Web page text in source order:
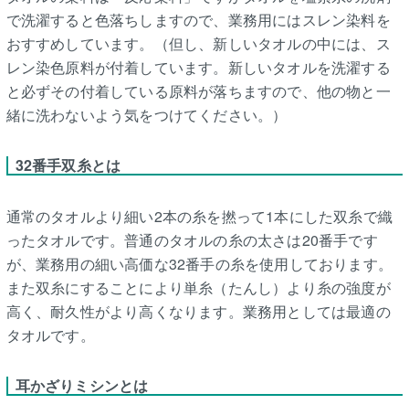
で洗濯すると色落ちしますので、業務用にはスレン染料を
おすすめしています。（但し、新しいタオルの中には、ス
レン染色原料が付着しています。新しいタオルを洗濯する
と必ずその付着している原料が落ちますので、他の物と一
緒に洗わないよう気をつけてください。）
32番手双糸とは
通常のタオルより細い2本の糸を撚って1本にした双糸で織
ったタオルです。普通のタオルの糸の太さは20番手です
が、業務用の細い高価な32番手の糸を使用しております。
また双糸にすることにより単糸（たんし）より糸の強度が
高く、耐久性がより高くなります。業務用としては最適の
タオルです。
耳かざりミシンとは